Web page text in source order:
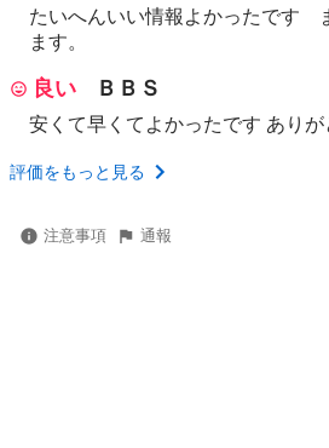
たいへんいい情報よかったです
ます。
良い ＢＢＳ
安くて早くてよかったです あり
評価をもっと見る
注意事項 通報